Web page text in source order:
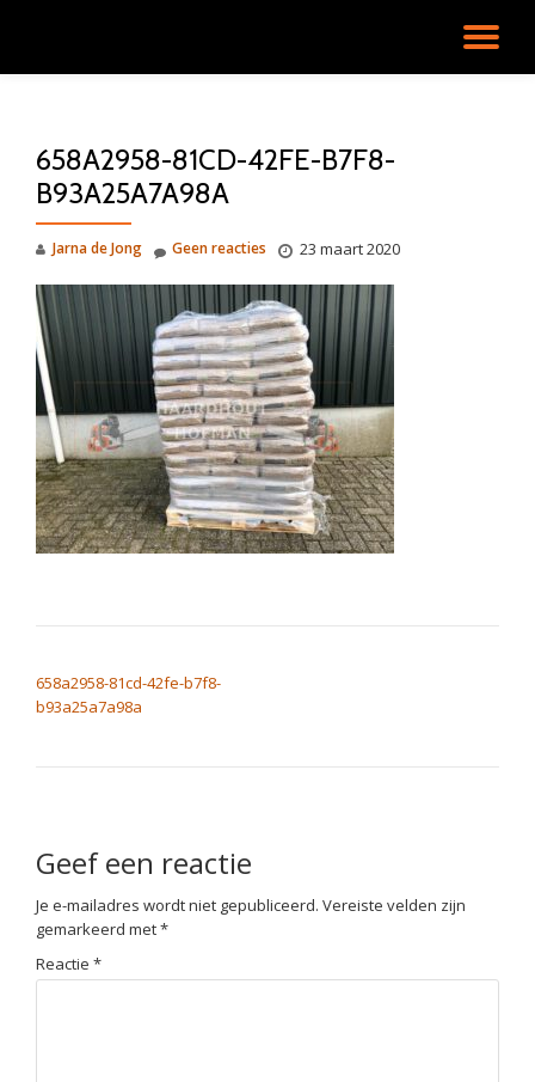
inhoud658A2958-81CD-42FE-B7F8-
B93A25A7A98A
Jarna de Jong 23 maart 2020
Geen reacties
658a2958-81cd-42fe-b7f8-
b93a25a7a98a
Geef een reactie
Je e-mailadres wordt niet gepubliceerd. Vereiste velden zijn
gemarkeerd met*
Reactie *